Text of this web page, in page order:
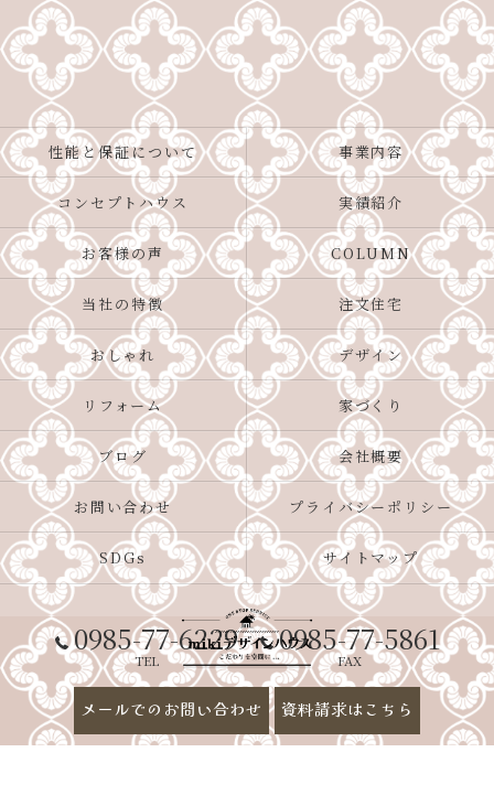
0985-77-6229
TEL
0985-77-5861
FAX
メールでのお問い合わせ 資料請求はこちら
性能と保証について 事業内容
コンセプトハウス 実績紹介
お客様の声 COLUMN
当社の特徴 注文住宅
おしゃれ デザイン
リフォーム 家づくり
ブログ 会社概要
お問い合わせ プライバシーポリシー
SDGs サイトマップ
© 2026 宮崎市で新築なら好評の株式会社四ツ葉開発 ALL RIGHTS RESERVED.